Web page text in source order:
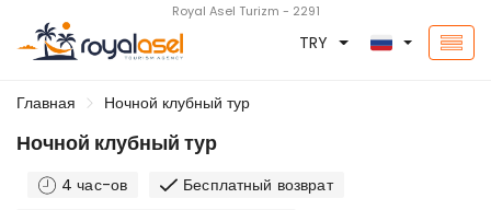
Royal Asel Turizm - 2291
TRY
Главная Ночной клубный тур
Ночной клубный тур
4 час-ов
Бесплатный возврат